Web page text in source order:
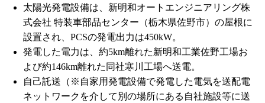
太陽光発電設備は、新明和オートエンジニアリング株
式会社 特装車部品センター（栃木県佐野市）の屋根に
設置され、PCSの発電出力は450kW。
発電した電力は、約5km離れた新明和工業佐野工場お
よび約146km離れた同社寒川工場へ送電。
自己託送（※自家用発電設備で発電した電気を送配電
ネットワークを介して別の場所にある自社施設等に送